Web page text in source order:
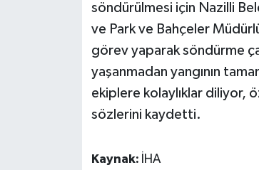
söndürülmesi için Nazilli
ve Park ve Bahçeler
görev yaparak söndürme
yaşanmadan yangının
ekiplere kolaylıklar diliyor,
sözlerini kaydetti.
Kaynak: İHA